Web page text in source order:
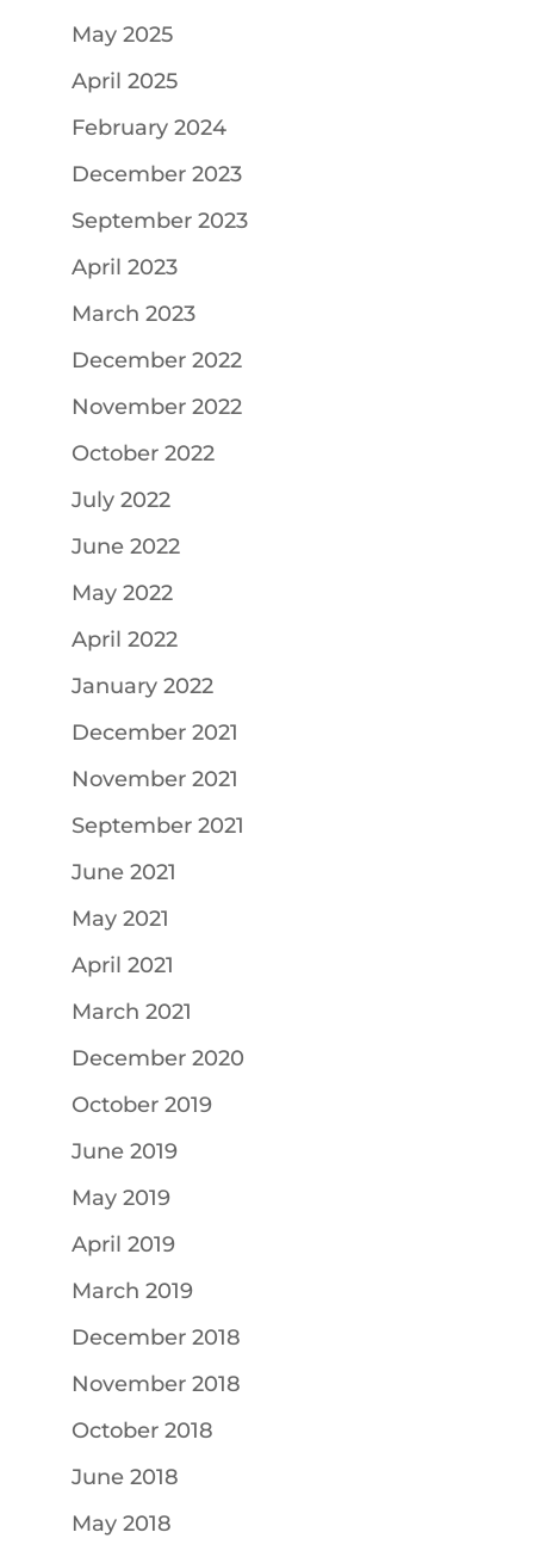
May 2025
April 2025
February 2024
December 2023
September 2023
April 2023
March 2023
December 2022
November 2022
October 2022
July 2022
June 2022
May 2022
April 2022
January 2022
December 2021
November 2021
September 2021
June 2021
May 2021
April 2021
March 2021
December 2020
October 2019
June 2019
May 2019
April 2019
March 2019
December 2018
November 2018
October 2018
June 2018
May 2018